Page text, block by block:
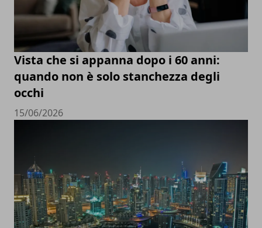
Vista che si appanna dopo i 60 anni:
quando non è solo stanchezza degli
occhi
15/06/2026